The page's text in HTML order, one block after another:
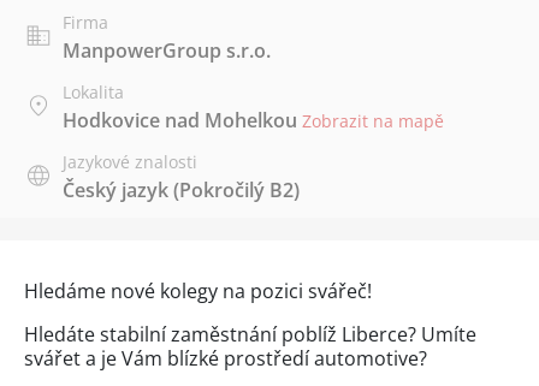
Firma
ManpowerGroup s.r.o.
Lokalita
Hodkovice nad Mohelkou Zobrazit na mapě
Jazykové znalosti
Český jazyk(Pokročilý B2)
Hledáme nové kolegy na pozici svářeč!
Hledáte stabilní zaměstnání poblíž Liberce? Umíte
svářet a je Vám blízké prostředí automotive?